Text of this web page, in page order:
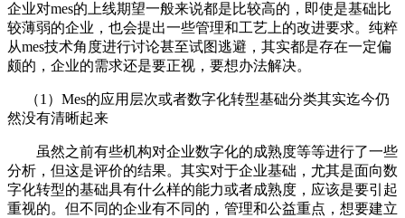
企业对mes的上线期望一般来说都是比较高的，即使是基础比
较薄弱的企业，也会提出一些管理和工艺上的改进要求。纯粹
从mes技术角度进行讨论甚至试图逃避，其实都是存在一定偏
颇的，企业的需求还是要正视，要想办法解决。
（1）Mes的应用层次或者数字化转型基础分类其实迄今仍
然没有清晰起来
虽然之前有些机构对企业数字化的成熟度等等进行了一些
分析，但这是评价的结果。其实对于企业基础，尤其是面向数
字化转型的基础具有什么样的能力或者成熟度，应该是要引起
重视的。但不同的企业有不同的，管理和公益重点，想要建立